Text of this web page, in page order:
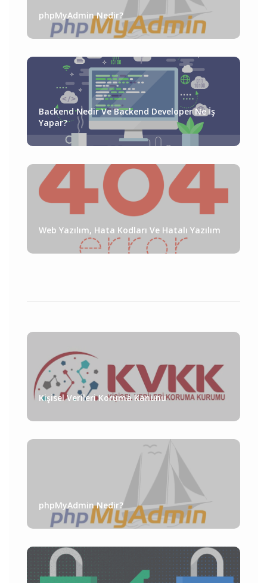
phpMyAdmin Nedir?
Backend Nedir Ve Backend Developer Ne İş
Yapar?
Web Yazılım, Hata Kodları Ve Hatalı Yazılım
Kişisel Verileri Koruma Kanunu
phpMyAdmin Nedir?